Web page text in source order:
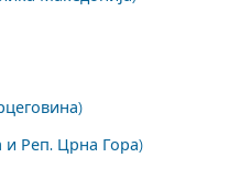
и Реп. Црна Гора)